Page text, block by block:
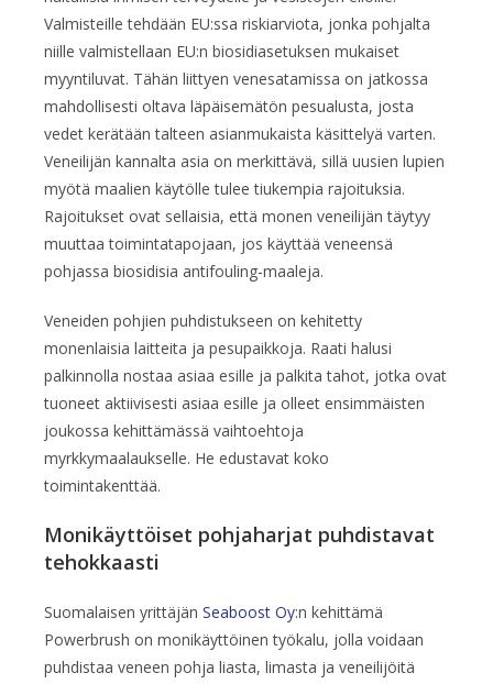
Valmisteille tehdään EU:ssa riskiarviota, jonka pohjalta
niille valmistellaan EU:n biosidiasetuksen mukaiset
myyntiluvat. Tähän liittyen venesatamissa on jatkossa
mahdollisesti oltava läpäisemätön pesualusta, josta
vedet kerätään talteen asianmukaista käsittelyä varten.
Veneilijän kannalta asia on merkittävä, sillä uusien lupien
myötä maalien käytölle tulee tiukempia rajoituksia.
Rajoitukset ovat sellaisia, että monen veneilijän täytyy
muuttaa toimintatapojaan, jos käyttää veneensä
pohjassa biosidisia antifouling-maaleja.
Veneiden pohjien puhdistukseen on kehitetty
monenlaisia laitteita ja pesupaikkoja. Raati halusi
palkinnolla nostaa asiaa esille ja palkita tahot, jotka ovat
tuoneet aktiivisesti asiaa esille ja olleet ensimmäisten
joukossa kehittämässä vaihtoehtoja
myrkkymaalaukselle. He edustavat koko
toimintakenttää.
Monikäyttöiset pohjaharjat puhdistavat
tehokkaasti
Suomalaisen yrittäjän Seaboost Oy:n kehittämä
Powerbrush on monikäyttöinen työkalu, jolla voidaan
puhdistaa veneen pohja liasta, limasta ja veneilijöitä